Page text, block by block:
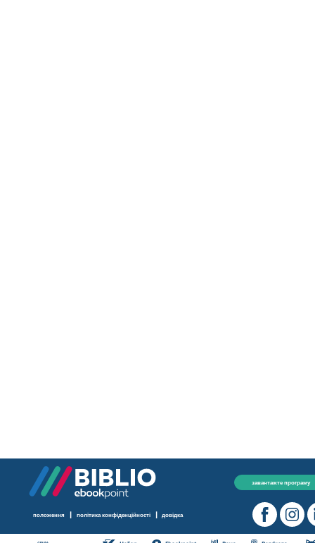
завантажте програму
положення | політика конфіденційності | довідка